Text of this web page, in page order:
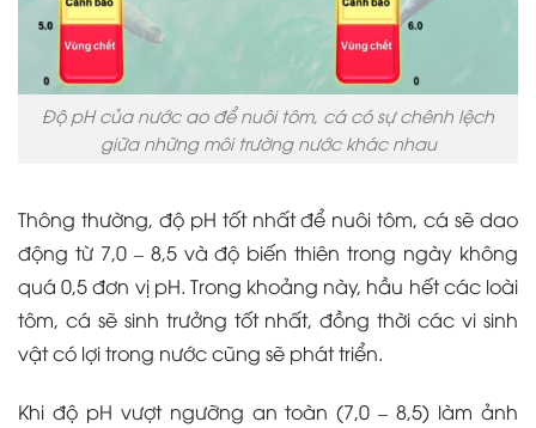
Độ pH của nước ao để nuôi tôm, cá có sự chênh lệch
giữa những môi trường nước khác nhau
Thông thường, độ pH tốt nhất để nuôi tôm, cá sẽ dao
động từ 7,0 –8,5 và độ biến thiên trong ngày không
quá 0,5 đơn vị pH. Trong khoảng này, hầu hết các loài
tôm, cá sẽ sinh trưởng tốt nhất, đồng thời các vi sinh
vật có lợi trong nước cũng sẽ phát triển.
Khi độ pH vượt ngưỡng an toàn (7,0– 8,5) làm ảnh